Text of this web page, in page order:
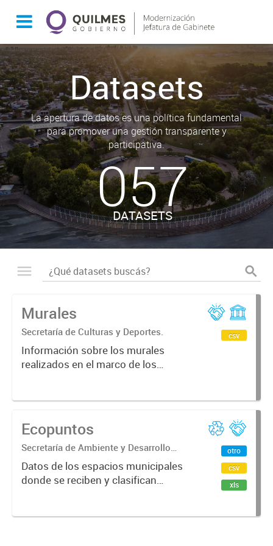
Datasets
La apertura de datos es una política fundamental
para promover una gestión transparente y
participativa.
057
DATASETS
Murales
Secretaría de Culturas y Deportes.
Información sobre los murales
realizados en el marco de los
csv
Ecopuntos
Secretaría de Ambiente y Desarrollo
Sostenible
Datos de los espacios municipales
donde se reciben y clasifican
y XLSX.
otro
csv
xls